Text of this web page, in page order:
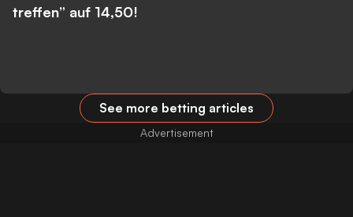
treffen” auf 14,50!
See more betting articles